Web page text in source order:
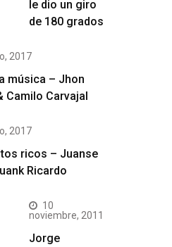
le dio un giro
de 180 grados
2017
música – Jhon
Camilo Carvajal
2017
ricos – Juanse
Ricardo
10
noviembre, 2011
Jorge